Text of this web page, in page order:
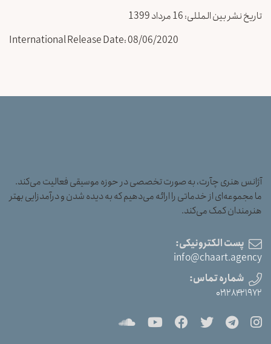
تاریخ نشر بین المللی: 16 مرداد 1399
International Release Date: 08/06/2020
آژانس هنری چآرت، به صورت تخصصی در حوزه موسیقی فعالیت می‌کند.
ما مجموعه‌ای از خدماتی را ارائه می‌دهیم که به دیده شدن و درآمدزایی بهتر
هنرمندان کمک می‌کند.
پست الکترونیکی:
info@chaart.agency
شماره تماس:
۰۲۱۲۸۴۲۱۹۷۲